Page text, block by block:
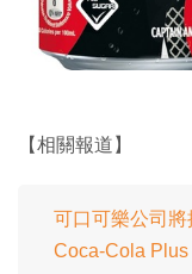
【相關報道】
可口可樂公司
Coca-Cola Plus